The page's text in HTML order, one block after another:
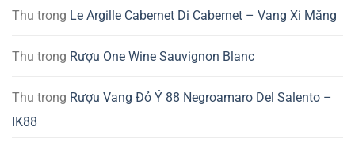
Thu trong Le Argille Cabernet Di Cabernet – Vang Xi Măng
Thu trong Rượu One Wine Sauvignon Blanc
Thu trong Rượu Vang Đỏ Ý 88 Negroamaro Del Salento –
IK88